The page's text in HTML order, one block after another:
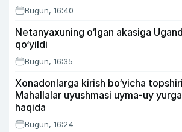
Bugun, 16:40
Netanyaxuning o‘lgan akasiga
qo‘yildi
Bugun, 16:35
Xonadonlarga kirish bo‘yicha
Mahallalar uyushmasi uyma-uy
haqida
Bugun, 16:24